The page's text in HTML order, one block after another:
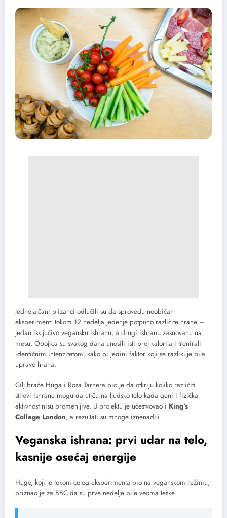
Jednojajčani blizanci odlučili su da sprovedu neobičan
eksperiment: tokom 12 nedelja jedenje potpuno različite hrane –
jedan isključivo vegansku ishranu, a drugi ishranu zasnovanu na
mesu. Obojica su svakog dana unosili isti broj kalorija i trenirali
identičnim intenzitetom, kako bi jedini faktor koji se razlikuje bila
upravo hrana.
Cilj braće Huga i Rosa Tarnera bio je da otkriju koliko različiti
stilovi ishrane mogu da utiču na ljudsko telo kada geni i fizička
aktivnost nisu promenljive. U projektu je učestvovao i King’s
College London, a rezultati su mnoge iznenadili.
Veganska ishrana: prvi udar na telo,
kasnije osećaj energije
Hugo, koji je tokom celog eksperimenta bio na veganskom režimu,
priznao je za BBC da su prve nedelje bile veoma teške.